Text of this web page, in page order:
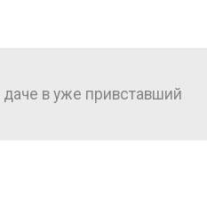
в уже привставший